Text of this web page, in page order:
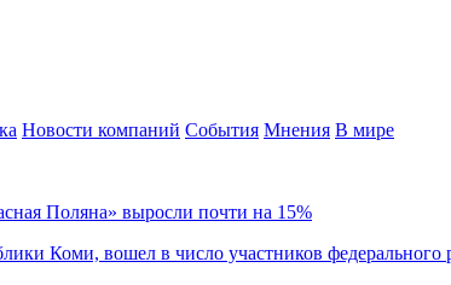
Новости компаний События Мнения В мире
Поляна» выросли почти на 15%
Коми, вошел в число участников федерального